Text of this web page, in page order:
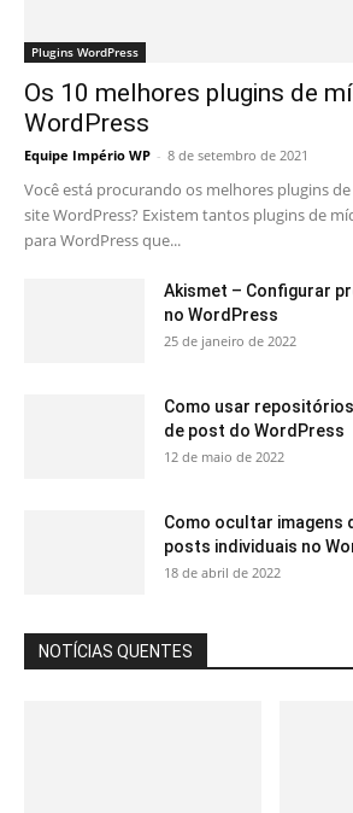
Plugins WordPress
Os 10 melhores plugins de
WordPress
Equipe Império WP - 8 de setembro de 2021
Você está procurando os melhores plugins
site WordPress? Existem tantos plugins de
para WordPress que...
Akismet – Configurar
no WordPress
25 de janeiro de 2022
Como usar
de post do WordPress
12 de maio de 2022
Como ocultar imagens
posts individuais no
18 de abril de 2022
NOTÍCIAS QUENTES